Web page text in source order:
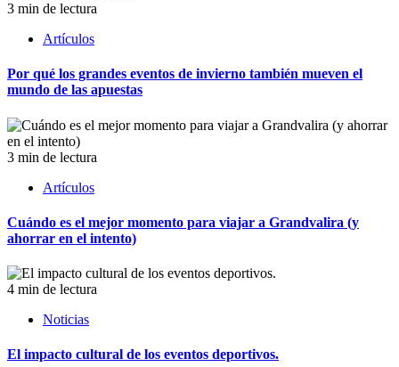
3 min de lectura
Artículos
Por qué los grandes eventos de invierno también mueven el
mundo de las apuestas
3 min de lectura
Artículos
Cuándo es el mejor momento para viajar a Grandvalira (y
ahorrar en el intento)
4 min de lectura
Noticias
El impacto cultural de los eventos deportivos.